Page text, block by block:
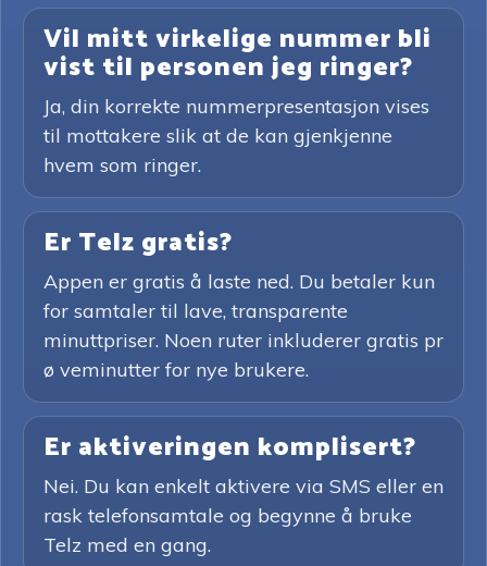
Vil mitt virkelige nummer bli
vist til personen jeg ringer?
Ja, din korrekte nummerpresentasjon vises
til mottakere slik at de kan gjenkjenne
hvem som ringer.
Er Telz gratis?
Appen er gratis å laste ned. Du betaler kun
for samtaler til lave, transparente
minuttpriser. Noen ruter inkluderer gratis pr
ø veminutter for nye brukere.
Er aktiveringen komplisert?
Nei. Du kan enkelt aktivere via SMS eller en
rask telefonsamtale og begynne å bruke
Telz med en gang.